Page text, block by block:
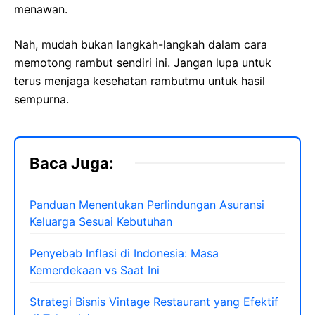
menawan.
Nah, mudah bukan langkah-langkah dalam cara
memotong rambut sendiri ini. Jangan lupa untuk
terus menjaga kesehatan rambutmu untuk hasil
sempurna.
Baca Juga:
Panduan Menentukan Perlindungan Asuransi
Keluarga Sesuai Kebutuhan
Penyebab Inflasi di Indonesia: Masa
Kemerdekaan vs Saat Ini
Strategi Bisnis Vintage Restaurant yang Efektif